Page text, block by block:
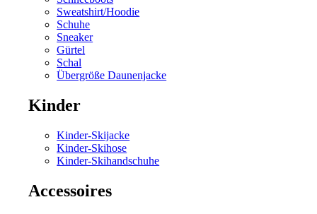
Sweatshirt/Hoodie
Schuhe
Sneaker
Gürtel
Schal
Übergröße Daunenjacke
Kinder
Kinder-Skijacke
Kinder-Skihose
Kinder-Skihandschuhe
Accessoires